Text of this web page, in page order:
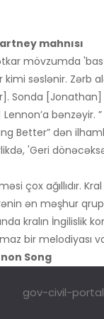
mahnısı
mövzumda
kimi səslənir. Zərb
Sonda [Jonathan]
bənzəyir. ”
Better” dən
'Geri
çox ağıllıdır.
ən məşhur
kralın İngilislik
bir melodiyası
Song
gov-civil-